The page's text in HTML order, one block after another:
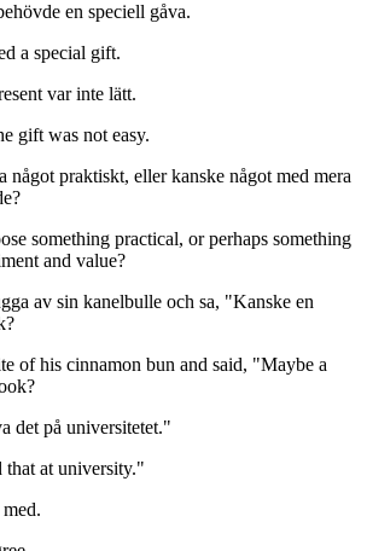
en speciell gåva.
a special gift.
var inte lätt.
gift was not easy.
något praktiskt, eller kanske något med mera
something practical, or perhaps something
and value?
av sin kanelbulle och sa, "Kanske en
of his cinnamon bun and said, "Maybe a
det på universitetet."
that at university."